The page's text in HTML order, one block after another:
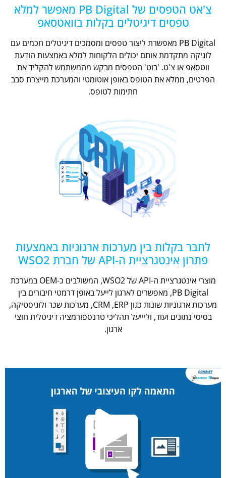
צ'אט הטפסים של PB Digital מאפשר למלא
טפסים דיגיטלים בקלות בוואטסאפ
PB Digital מאפשרת ליצור טפסים ומסמכים דיגיטלים חכמים עם
לוגיקה מתקדמת אותם יכולים הלקוחות למלא באמצעות הודעת
ווטסאפ או צ'ט. 'בוט' הטפסים מבקש מהמשתמש להקליד את
הפרטים, ממלא את הטופס באופן אוטומטי והמערכת מייצרת סבב
חתימות לטופס.
לחבר בקלות בין מערכות ארגוניות באמצעות
פתרון אינטגרציית ה-API של חברת WSO2
מוצרי אינטגרציית ה-API של WSO2, המשולבים כ-OEM במערכת
PB Digital, מאפשרים לארגון לייעל באופן דרמטי חיבורים בין
מערכות ארגוניות שונות כגון CRM ,ERP, מערכות שכר ולוגיסטיקה,
בסיסי נתונים ועוד, וליייעל תהליכי טרנספורמציה דיגיטלית חוצי
ארגון.